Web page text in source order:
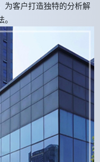
为客户打造独特的分析解